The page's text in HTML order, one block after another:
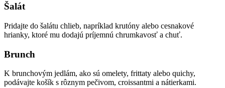
Šalát
Pridajte do šalátu chlieb, napríklad krutóny alebo cesnakové
hrianky, ktoré mu dodajú príjemnú chrumkavosť a chuť.
Brunch
K brunchovým jedlám, ako sú omelety, frittaty alebo quichy,
podávajte košík s rôznym pečivom, croissantmi a nátierkami.